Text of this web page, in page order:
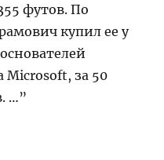
футов. По
купил ее у
Microsoft, за 50
…”